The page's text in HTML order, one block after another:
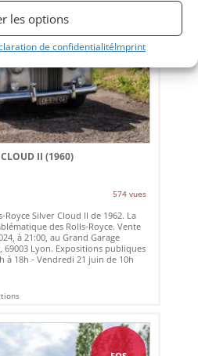
les options
de confidentialitéImprint
CLOUD II (1960)
574 vues
Royce Silver Cloud II de 1962. La
des Rolls-Royce. Vente
à 21:00, au Grand Garage
69003 Lyon. Expositions publiques
à 18h - Vendredi 21 juin de 10h